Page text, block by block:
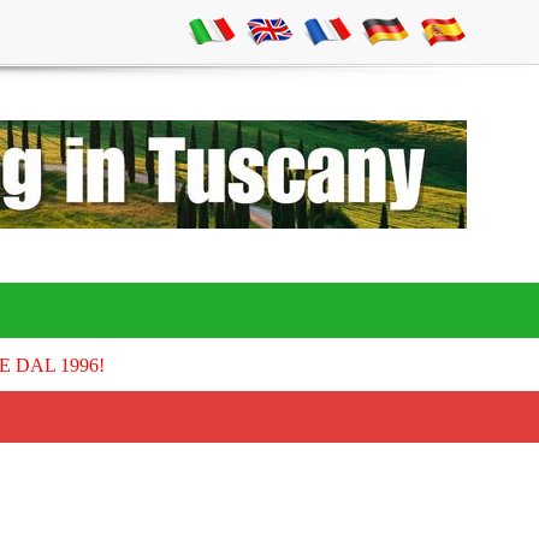
DAL 1996!